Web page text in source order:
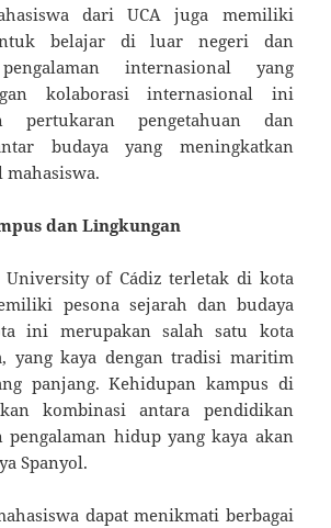
dari UCA juga memiliki
belajar di luar negeri dan
internasional yang
kolaborasi internasional ini
pertukaran pengetahuan dan
budaya yang meningkatkan
mahasiswa.
dan Lingkungan
University of Cádiz terletak di kota
pesona sejarah dan budaya
ini merupakan salah satu kota
yang kaya dengan tradisi maritim
panjang. Kehidupan kampus di
kombinasi antara pendidikan
pengalaman hidup yang kaya akan
Spanyol.
dapat menikmati berbagai